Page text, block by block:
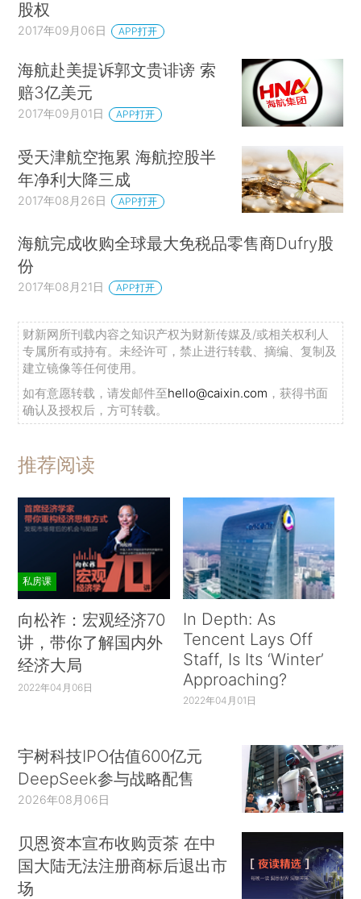
股权
2017年09月06日 APP打开
海航赴美提诉郭文贵诽谤 索
赔3亿美元
2017年09月01日 APP打开
受天津航空拖累 海航控股半
年净利大降三成
2017年08月26日 APP打开
海航完成收购全球最大免税品零售商Dufry股
份
2017年08月21日 APP打开
财新网所刊载内容之知识产权为财新传媒及/或相关权利人
专属所有或持有。未经许可，禁止进行转载、摘编、复制及
建立镜像等任何使用。
如有意愿转载，请发邮件至hello@caixin.com ，获得书面
确认及授权后，方可转载。
推荐阅读
私房课
向松祚：宏观经济70
讲，带你了解国内外
经济大局
2022年04月06日
In Depth: As
Tencent Lays Off
Staff, Is Its ‘Winter’
Approaching?
2022年04月01日
宇树科技IPO估值600亿元
DeepSeek参与战略配售
2026年08月06日
贝恩资本宣布收购贡茶 在中
国大陆无法注册商标后退出市
场